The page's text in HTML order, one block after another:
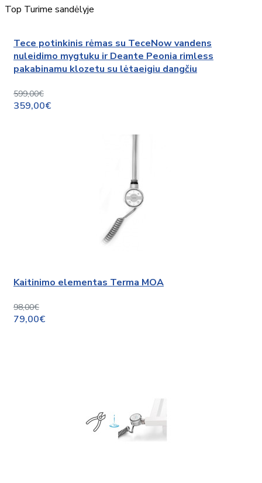
Top Turime sandėlyje
Tece potinkinis rėmas su TeceNow vandens
nuleidimo mygtuku ir Deante Peonia rimless
pakabinamu klozetu su lėtaeigiu dangčiu
599,00€
359,00€
Kaitinimo elementas Terma MOA
98,00€
79,00€